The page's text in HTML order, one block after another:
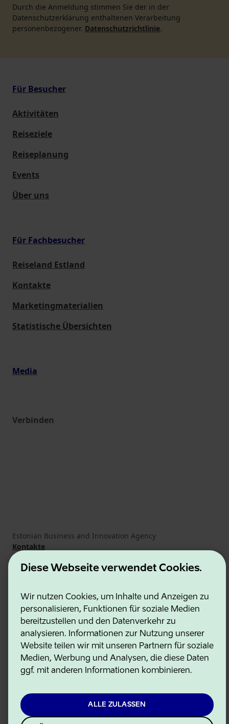
Diese Webseite verwendet Cookies.
Wir nutzen Cookies, um Inhalte und Anzeigen zu
personalisieren, Funktionen für soziale Medien
bereitzustellen und den Datenverkehr zu
analysieren. Informationen zur Nutzung unserer
Website teilen wir mit unseren Partnern für soziale
Medien, Werbung und Analysen, die diese Daten
ggf. mit anderen Informationen kombinieren.
ALLE ZULASSEN
Durch die Anmeldung stimmen Sie der in der
Datenschutzerklärung enthaltenen Verarbeitung
personenbezogener. Datenschutzrichtlinie.
Für Besucher
Aktivitäten
Reiseziele
Reiseplanung
Events
Über uns
Für Fachbesucher
Reiseland Estland
Kontakte
Marketingmaterialien
Statistische Übersichten
Media
Verbinden
Estonian Business and Innovation Agency
Kontakte
Kooperationspartner
Nutzungsbedingungen